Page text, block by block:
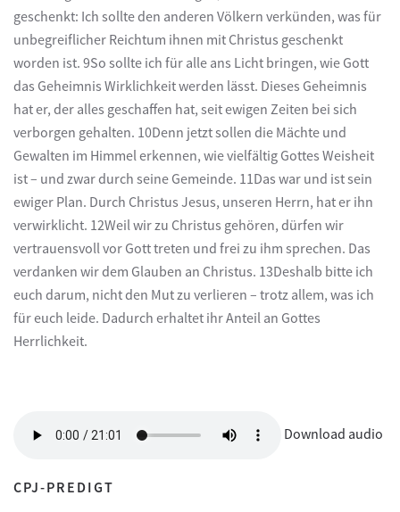
geschenkt: Ich sollte den anderen Völkern verkünden, was für
unbegreiflicher Reichtum ihnen mit Christus geschenkt
worden ist. 9So sollte ich für alle ans Licht bringen, wie Gott
das Geheimnis Wirklichkeit werden lässt. Dieses Geheimnis
hat er, der alles geschaffen hat, seit ewigen Zeiten bei sich
verborgen gehalten. 10Denn jetzt sollen die Mächte und
Gewalten im Himmel erkennen, wie vielfältig Gottes Weisheit
ist – und zwar durch seine Gemeinde. 11Das war und ist sein
ewiger Plan. Durch Christus Jesus, unseren Herrn, hat er ihn
verwirklicht. 12Weil wir zu Christus gehören, dürfen wir
vertrauensvoll vor Gott treten und frei zu ihm sprechen. Das
verdanken wir dem Glauben an Christus. 13Deshalb bitte ich
euch darum, nicht den Mut zu verlieren – trotz allem, was ich
für euch leide. Dadurch erhaltet ihr Anteil an Gottes
Herrlichkeit.
Download audio
CPJ-PREDIGT